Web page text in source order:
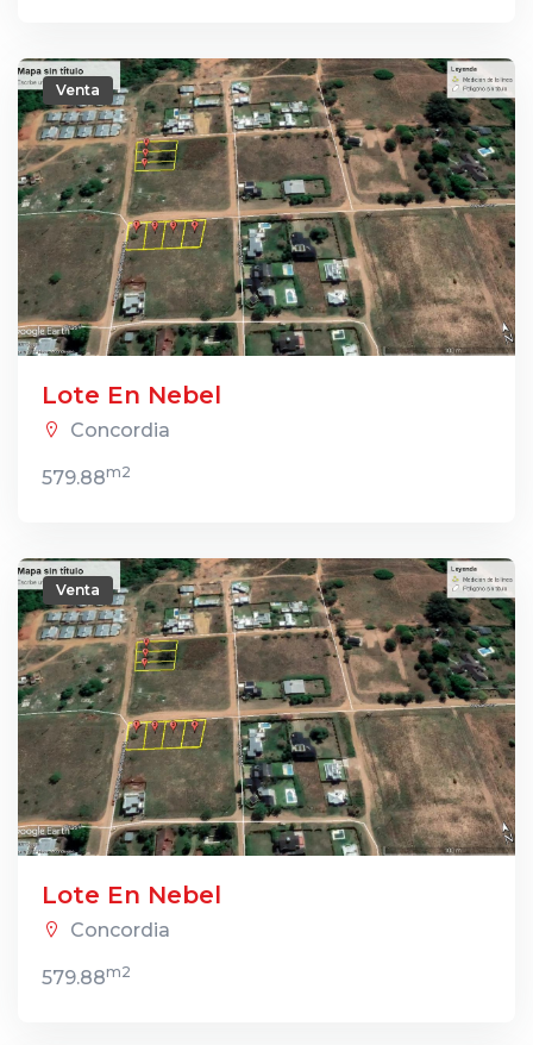
Venta
Lote En Nebel
Concordia
579.88m2
Venta
Lote En Nebel
Concordia
579.88m2